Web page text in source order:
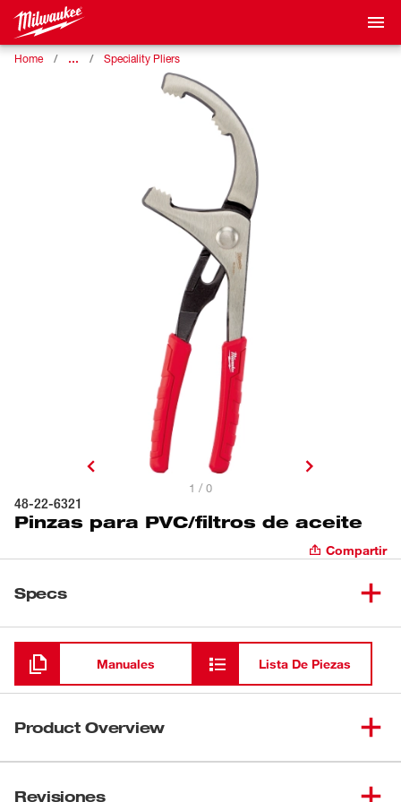
Home … Speciality Pliers
1 / 0
48-22-6321
Pinzas para PVC/filtros de aceite
Compartir
Specs
Cargando
Manuales Lista De Piezas
Product Overview
cuentan con mordazas para tener una durabilidad
Revisiones